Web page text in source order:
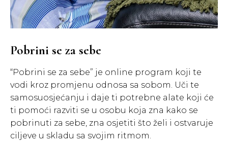
Pobrini se za sebe
“Pobrini se za sebe” je online program koji te
vodi kroz promjenu odnosa sa sobom. Uči te
samosuosjećanju i daje ti potrebne alate koji će
ti pomoći razviti se u osobu koja zna kako se
pobrinuti za sebe, zna osjetiti što želi i ostvaruje
ciljeve u skladu sa svojim ritmom.